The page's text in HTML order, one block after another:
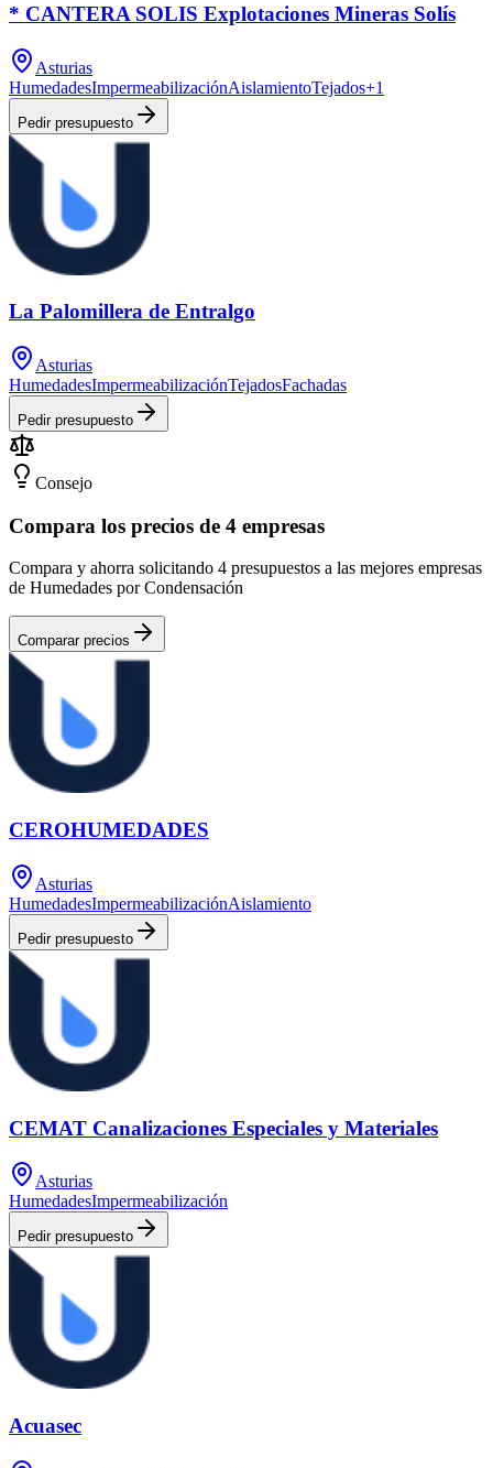
* CANTERA SOLIS Explotaciones Mineras Solís
Asturias
HumedadesImpermeabilizaciónAislamientoTejados+1
Pedir presupuesto
La Palomillera de Entralgo
Asturias
HumedadesImpermeabilizaciónTejadosFachadas
Pedir presupuesto
Consejo
Compara los precios de 4 empresas
Compara y ahorra solicitando 4 presupuestos a las mejores empresas
de Humedades por Condensación
Comparar precios
CEROHUMEDADES
Asturias
HumedadesImpermeabilizaciónAislamiento
Pedir presupuesto
CEMAT Canalizaciones Especiales y Materiales
Asturias
HumedadesImpermeabilización
Pedir presupuesto
Acuasec